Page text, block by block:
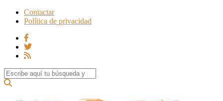
Contactar
Política de privacidad
Search for: